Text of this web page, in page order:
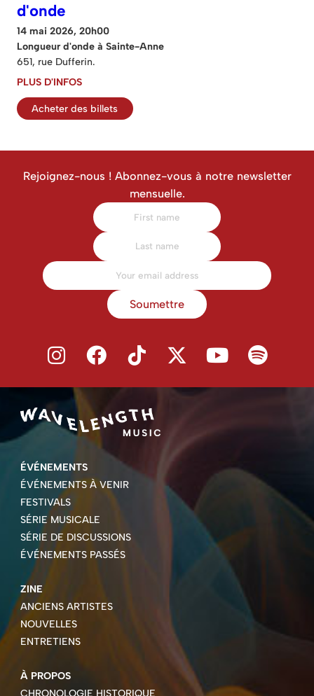
d'onde
14 mai 2026, 20h00
Longueur d'onde à Sainte-Anne
651, rue Dufferin.
PLUS D'INFOS
Acheter des billets
Rejoignez-nous ! Abonnez-vous à notre newsletter
mensuelle.
Soumettre
ÉVÉNEMENTS
ÉVÉNEMENTS À VENIR
FESTIVALS
SÉRIE MUSICALE
SÉRIE DE DISCUSSIONS
ÉVÉNEMENTS PASSÉS
ZINE
ANCIENS ARTISTES
NOUVELLES
ENTRETIENS
À PROPOS
CHRONOLOGIE HISTORIQUE